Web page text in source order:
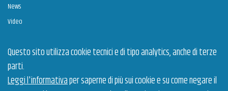
News
Video
Estrazione dei Talenti è un intervento cofinanziato dall’Unione Europea a valere sul POR
Puglia 2014-2020, Assi Prioritari OT VIII "Promuovere la sostenibilità e la qualità
dell'occupazione e il sostegno alla mobilità professionale" e OT X “Investire nell’istruzione,
Questo sito utilizza cookie tecnici e di tipo analytics, anche di terze
parti.
Leggi l'informativaper saperne di più sui cookie e su come negare il